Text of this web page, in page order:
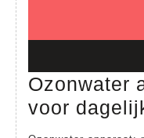
Ozonwater
voor